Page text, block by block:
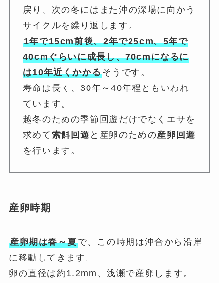
戻り、次の冬にはまた沖の深場に向かう
サイクルを繰り返します。
1年で15cm前後、2年で25cm、5年で
40cmぐらいに成長し、70cmになるに
は10年近くかかるそうです。
寿命は長く、30年～40年程ともいわれ
ています。
越冬のための季節回遊だけでなくエサを
求めて 索餌回遊 と産卵のための産卵回遊
を行います。
産卵時期
産卵期は春～夏で、この時期は沖合から沿岸
に移動してきます。
卵の直径は約1.2mm、浅瀬で産卵します。